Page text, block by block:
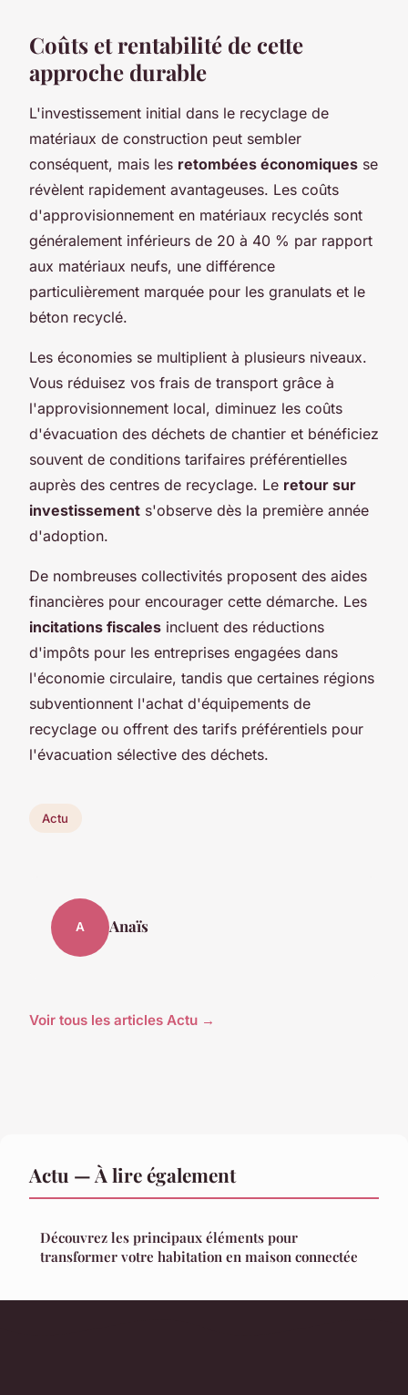
Coûts et rentabilité de cette
approche durable
L'investissement initial dans le recyclage de
matériaux de construction peut sembler
conséquent, mais les retombées économiques se
révèlent rapidement avantageuses. Les coûts
d'approvisionnement en matériaux recyclés sont
généralement inférieurs de 20 à 40 % par rapport
aux matériaux neufs, une différence
particulièrement marquée pour les granulats et le
béton recyclé.
Les économies se multiplient à plusieurs niveaux.
Vous réduisez vos frais de transport grâce à
l'approvisionnement local, diminuez les coûts
d'évacuation des déchets de chantier et bénéficiez
souvent de conditions tarifaires préférentielles
auprès des centres de recyclage. Le retour sur
investissement s'observe dès la première année
d'adoption.
De nombreuses collectivités proposent des aides
financières pour encourager cette démarche. Les
incitations fiscales incluent des réductions
d'impôts pour les entreprises engagées dans
l'économie circulaire, tandis que certaines régions
subventionnent l'achat d'équipements de
recyclage ou offrent des tarifs préférentiels pour
l'évacuation sélective des déchets.
Actu
A Anaïs
Voir tous les articles Actu →
Actu — À lire également
Découvrez les principaux éléments pour
transformer votre habitation en maison connectée